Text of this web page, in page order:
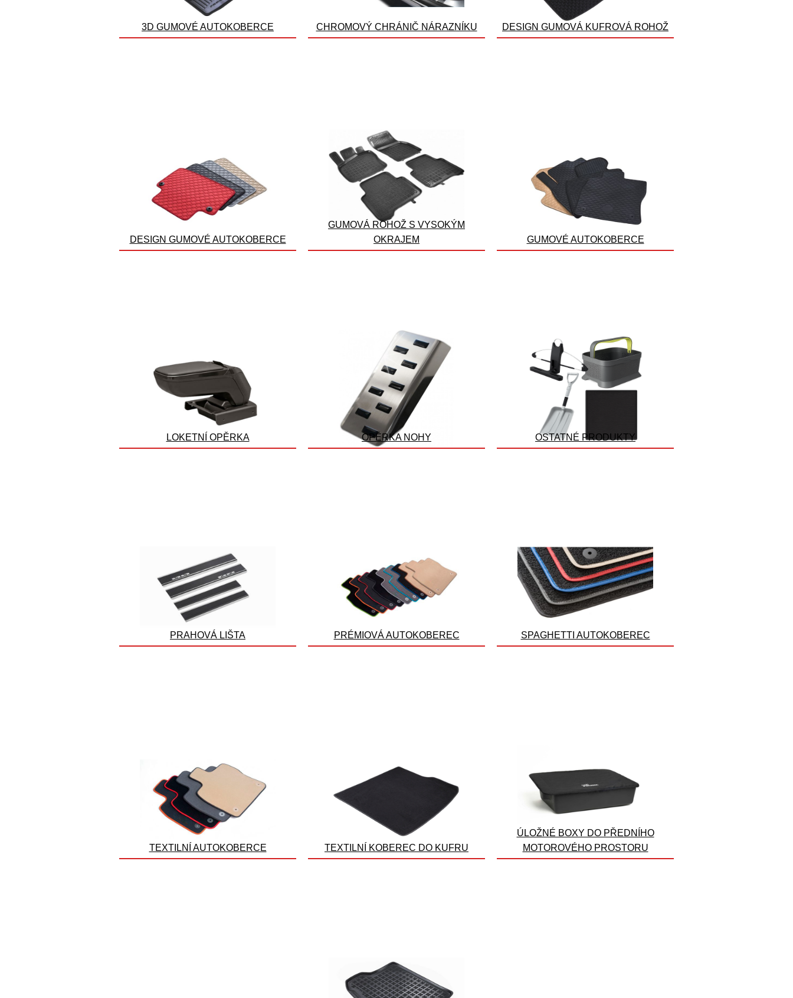
3D GUMOVÉ AUTOKOBERCE CHROMOVÝ CHRÁNIČ NÁRAZNÍKU DESIGN GUMOVÁ KUFROVÁ ROHOŽ
DESIGN GUMOVÉ AUTOKOBERCE
GUMOVÁ ROHOŽ S VYSOKÝM
OKRAJEM
GUMOVÉ AUTOKOBERCE
LOKETNÍ OPĚRKA OPĚRKA NOHY OSTATNÉ PRODUKTY
PRAHOVÁ LIŠTA PRÉMIOVÁ AUTOKOBEREC SPAGHETTI AUTOKOBEREC
TEXTILNÍ AUTOKOBERCE TEXTILNÍ KOBEREC DO KUFRU
ÚLOŽNÉ BOXY DO PŘEDNÍHO
MOTOROVÉHO PROSTORU